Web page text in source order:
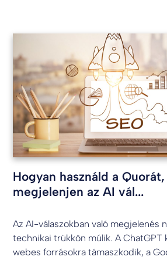
Hogyan használd a
megjelenjen az AI vál...
Az AI-válaszokban való megjelenés
technikai trükkön múlik. A ChatGPT
webes forrásokra támaszkodik, a